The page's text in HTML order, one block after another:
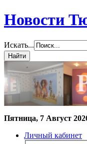
Новости
Искать...
Пятница, 7 Август
Личный кабинет